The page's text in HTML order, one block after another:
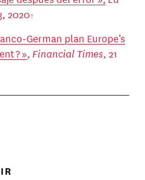
2020
German plan Europe’s
? », Financial Times, 21